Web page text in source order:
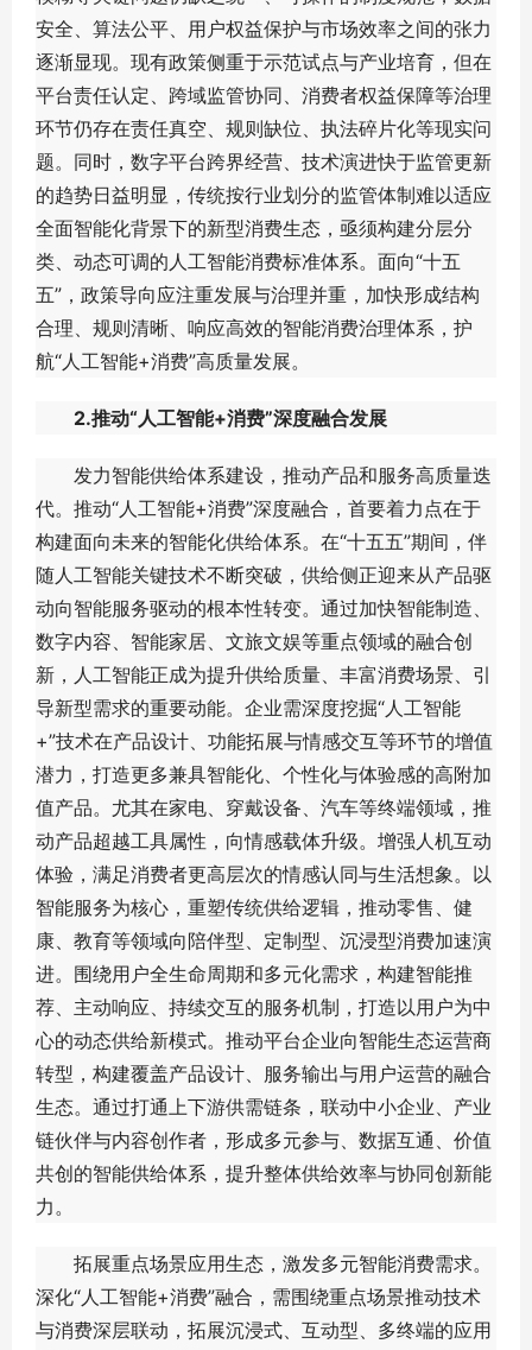
安全、算法公平、用户权益保护与市场效率之间的张力
逐渐显现。现有政策侧重于示范试点与产业培育，但在
平台责任认定、跨域监管协同、消费者权益保障等治理
环节仍存在责任真空、规则缺位、执法碎片化等现实问
题。同时，数字平台跨界经营、技术演进快于监管更新
的趋势日益明显，传统按行业划分的监管体制难以适应
全面智能化背景下的新型消费生态，亟须构建分层分
类、动态可调的人工智能消费标准体系。面向“十五
五”，政策导向应注重发展与治理并重，加快形成结构
合理、规则清晰、响应高效的智能消费治理体系，护
航“人工智能+消费”高质量发展。
2.推动“人工智能+消费”深度融合发展
发力智能供给体系建设，推动产品和服务高质量迭
代。推动“人工智能+消费”深度融合，首要着力点在于
构建面向未来的智能化供给体系。在“十五五”期间，伴
随人工智能关键技术不断突破，供给侧正迎来从产品驱
动向智能服务驱动的根本性转变。通过加快智能制造、
数字内容、智能家居、文旅文娱等重点领域的融合创
新，人工智能正成为提升供给质量、丰富消费场景、引
导新型需求的重要动能。企业需深度挖掘“人工智能
+”技术在产品设计、功能拓展与情感交互等环节的增值
潜力，打造更多兼具智能化、个性化与体验感的高附加
值产品。尤其在家电、穿戴设备、汽车等终端领域，推
动产品超越工具属性，向情感载体升级。增强人机互动
体验，满足消费者更高层次的情感认同与生活想象。以
智能服务为核心，重塑传统供给逻辑，推动零售、健
康、教育等领域向陪伴型、定制型、沉浸型消费加速演
进。围绕用户全生命周期和多元化需求，构建智能推
荐、主动响应、持续交互的服务机制，打造以用户为中
心的动态供给新模式。推动平台企业向智能生态运营商
转型，构建覆盖产品设计、服务输出与用户运营的融合
生态。通过打通上下游供需链条，联动中小企业、产业
链伙伴与内容创作者，形成多元参与、数据互通、价值
共创的智能供给体系，提升整体供给效率与协同创新能
力。
拓展重点场景应用生态，激发多元智能消费需求。
深化“人工智能+消费”融合，需围绕重点场景推动技术
与消费深层联动，拓展沉浸式、互动型、多终端的应用